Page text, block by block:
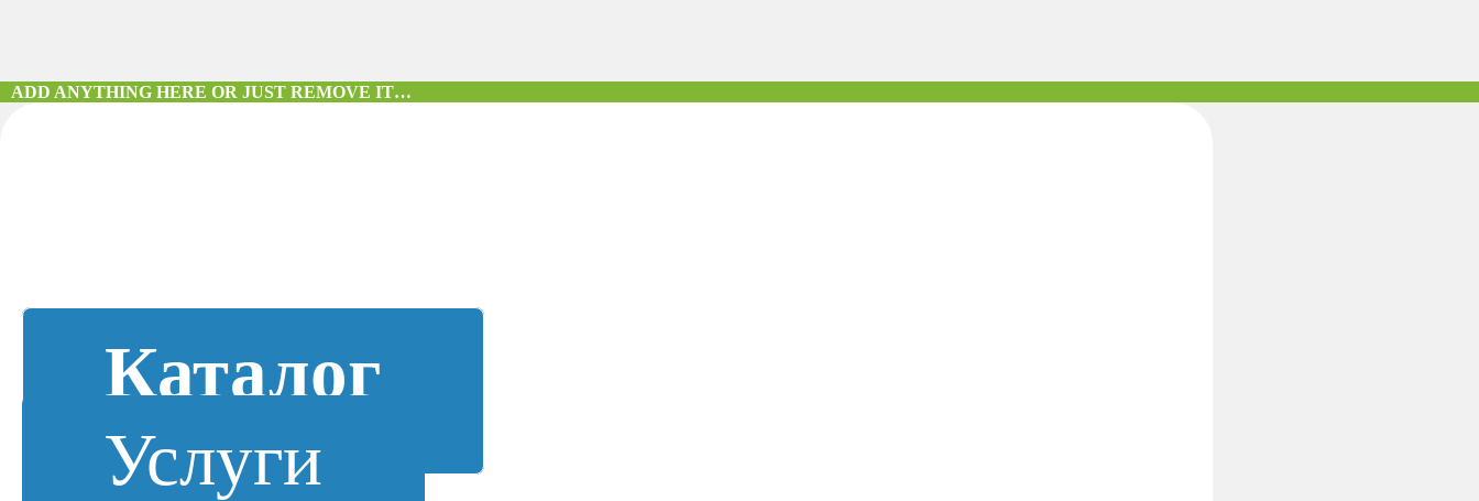
ADD ANYTHING HERE OR JUST REMOVE IT…
Каталог
Услуги